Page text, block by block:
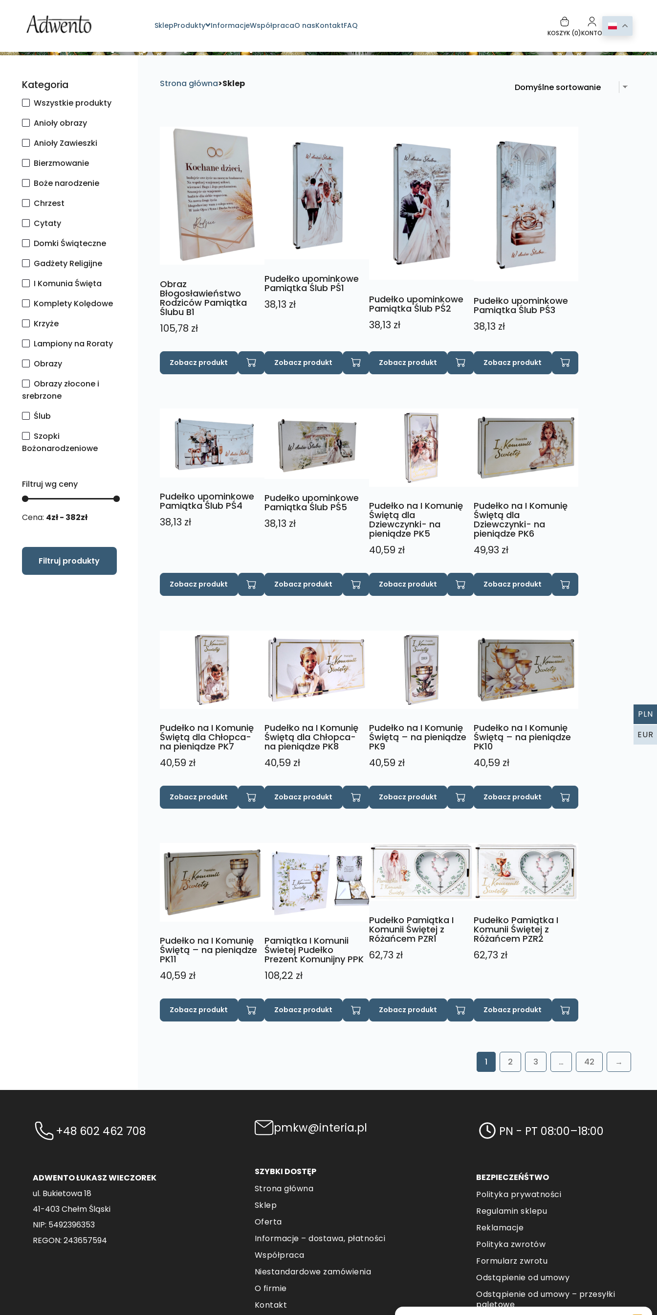
SklepProdukty InformacjeWspółpracaO nasKontaktFAQ
KOSZYK (0)KONTO
Kategoria
Wszystkie produkty
Anioły obrazy
Anioły Zawieszki
Bierzmowanie
Boże narodzenie
Chrzest
Cytaty
Domki Świąteczne
Gadżety Religijne
I Komunia Święta
Komplety Kolędowe
Krzyże
Lampiony na Roraty
Obrazy
Obrazy złocone i
srebrzone
Ślub
Szopki
Bożonarodzeniowe
Filtruj wg ceny
Cena: 4zł - 382zł
Strona główna>Sklep
Obraz
Błogosławieństwo
Rodziców Pamiątka
Ślubu B1
105,78 zł
Zobacz produkt
Pudełko upominkowe
Pamiątka Ślub PŚ1
38,13 zł
Zobacz produkt
Ten
produkt
Opcje
można
wybrać
stronie
Pudełko upominkowe
Pamiątka Ślub PŚ2
38,13 zł
Zobacz produkt
Ten
produkt
Pudełko upominkowe
Pamiątka Ślub PŚ3
38,13 zł
Zobacz produkt
Ten
produkt
Opcje
można
wybrać
stronie
produktu
Pudełko upominkowe
Pamiątka Ślub PŚ4
38,13 zł
Zobacz produkt
Ten
produkt
Pudełko upominkowe
Pamiątka Ślub PŚ5
38,13 zł
Zobacz produkt
Ten
produkt
Opcje
można
wybrać
na
stronie
produktu
Pudełko na I Komunię
Świętą dla
Dziewczynki- na
pieniądze PK5
40,59 zł
Zobacz produkt
Pudełko na I Komunię
Świętą dla
Dziewczynki- na
pieniądze PK6
49,93 zł
Zobacz produkt
Pudełko na I Komunię
Świętą dla Chłopca-
na pieniądze PK7
40,59 zł
Zobacz produkt
Pudełko na I Komunię
Świętą dla Chłopca-
na pieniądze PK8
40,59 zł
Zobacz produkt
Pudełko na I Komunię
Świętą – na pieniądze
PK9
40,59 zł
Zobacz produkt
Pudełko na I Komunię
Świętą – na pieniądze
PK10
40,59 zł
Zobacz produkt
Pudełko na I Komunię
Świętą – na pieniądze
PK11
40,59 zł
Zobacz produkt
Pamiątka I Komunii
Świetej Pudełko
Prezent Komunijny PPK
108,22 zł
Zobacz produkt
Ten
produkt
wybrać
produktu
Pudełko Pamiątka I
Komunii Świętej z
Różańcem PZR1
62,73 zł
Zobacz produkt
Pudełko Pamiątka I
Komunii Świętej z
Różańcem PZR2
62,73 zł
Zobacz produkt
1 2 3 … 42 →
+48 602 462 708
ADWENTO ŁUKASZ WIECZOREK
ul. Bukietowa 18
41-403 Chełm Śląski
NIP: 5492396353
REGON: 243657594
pmkw@interia.pl
SZYBKI DOSTĘP
Strona główna
Sklep
Oferta
Informacje – dostawa, płatności
Współpraca
Niestandardowe zamówienia
O firmie
Kontakt
PN - PT 08:00–18:00
BEZPIECZEŃŚTWO
Polityka prywatności
Regulamin sklepu
Reklamacje
Polityka zwrotów
Formularz zwrotu
Odstąpienie od umowy
Odstąpienie od umowy – przesyłki
paletowe
PLN
EUR